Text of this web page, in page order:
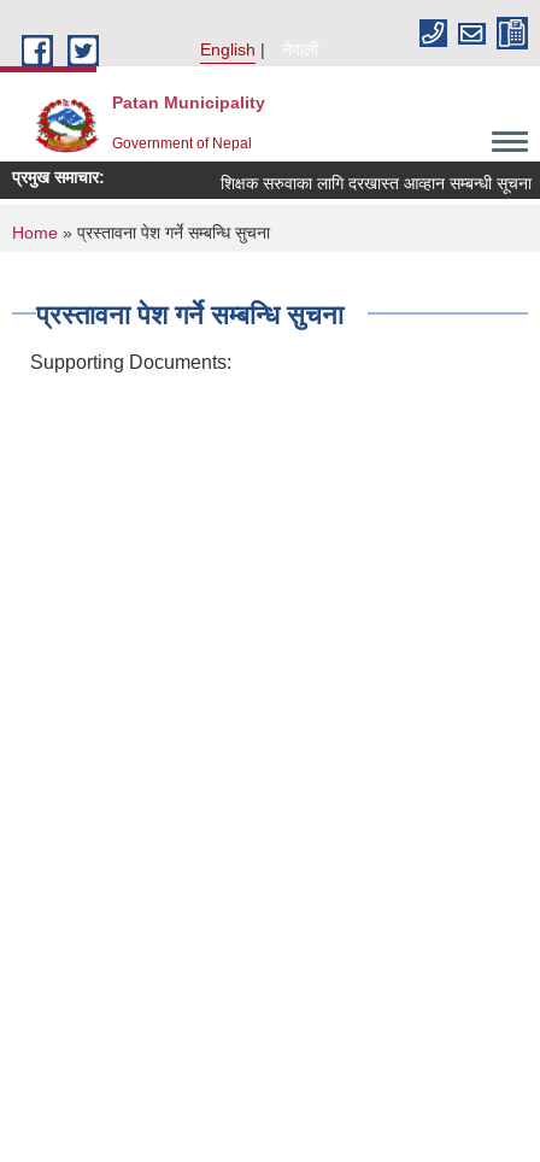
English
नेपाली
Patan Municipality
Government of Nepal
प्रमुख समाचार: शिक्षक सरुवाका लागि दरखास्त आव्हान सम्बन्धी सूचना ।
You are here
Home » प्रस्तावना पेश गर्ने सम्बन्धि सुचना
प्रस्तावना पेश गर्ने सम्बन्धि सुचना
Supporting Documents: